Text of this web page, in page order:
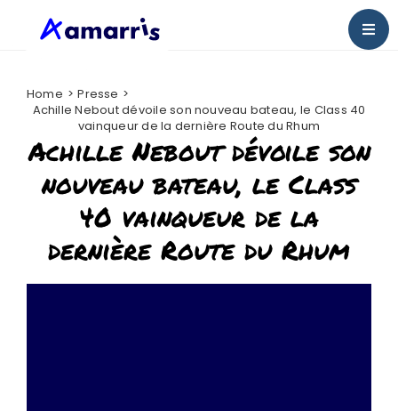
Bienvenue chez Amarris
Nos actus
Presse
Nous rejoindre
Home
Presse
Achille Nebout dévoile son nouveau bateau, le Class 40
vainqueur de la dernière Route du Rhum
Achille Nebout dévoile son
nouveau bateau, le Class
40 vainqueur de la
dernière Route du Rhum